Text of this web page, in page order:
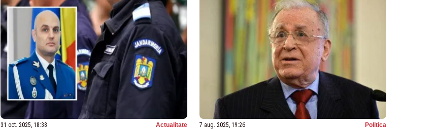
31 oct. 2025, 18:38 Actualitate 7 aug. 2025, 19:26 Politica